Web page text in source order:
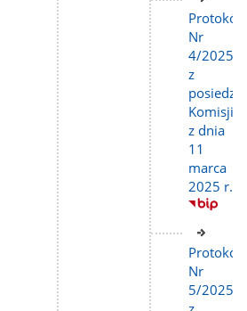
do
Protokół
Nr
4/2025
z
Komisji
z dnia
11
marca
2025 r.
do
Protokół
Nr
5/2025